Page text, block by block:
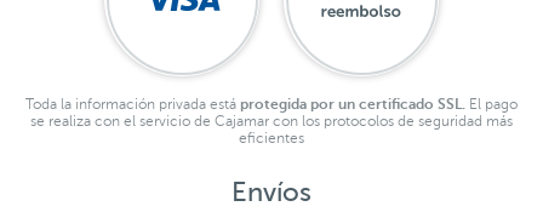
Toda la información privada está protegida por un certificado SSL.
El pago
se realiza con el servicio de Cajamar con los protocolos de seguridad más
eficientes
Envíos